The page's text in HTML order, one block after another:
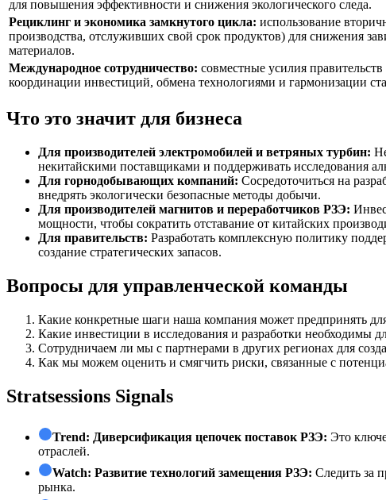
для повышения эффективности и снижения экологического следа.
Рециклинг и экономика замкнутого цикла: использование
производства, отслуживших свой срок продуктов) для снижения
материалов.
Международное сотрудничество: совместные усилия правительств
координации инвестиций, обмена технологиями и гармонизации
Что это значит для бизнеса
Для производителей электромобилей и ветряных турбин:
некитайскими поставщиками и поддерживать исследования
Для горнодобывающих компаний: Сосредоточиться на
внедрять экологически безопасные методы добычи.
Для производителей магнитов и переработчиков РЗЭ:
мощности, чтобы сократить отставание от китайских
Для правительств: Разработать комплексную политику
создание стратегических запасов.
Вопросы для управленческой команды
Какие конкретные шаги наша компания может предпринять
Какие инвестиции в исследования и разработки необходимы
Сотрудничаем ли мы с партнерами в других регионах для
Как мы можем оценить и смягчить риски, связанные с
Stratsessions Signals
Trend: Диверсификация цепочек поставок РЗЭ: Это
отраслей.
Watch: Развитие технологий замещения РЗЭ: Следить за
рынка.